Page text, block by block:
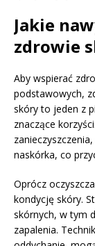
Jakie
zdrowie
Aby wspierać
podstawowych,
skóry to jeden z
znaczące
naskórka, co
Oprócz
kondycję skóry.
skórnych, w tym
zapalenia.